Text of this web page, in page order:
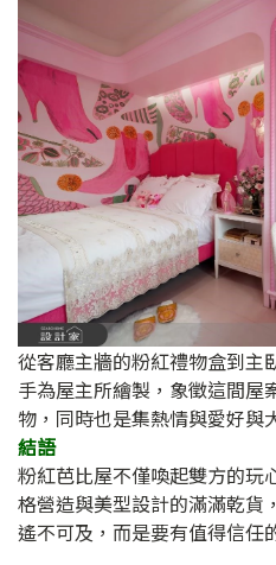
從客廳主牆的粉紅禮物盒到主
手為屋主所繪製，象徵這間屋
物，同時也是集熱情與愛好與
結語
粉紅芭比屋不僅喚起雙方的玩
格營造與美型設計的滿滿乾貨
遙不可及，而是要有值得信任